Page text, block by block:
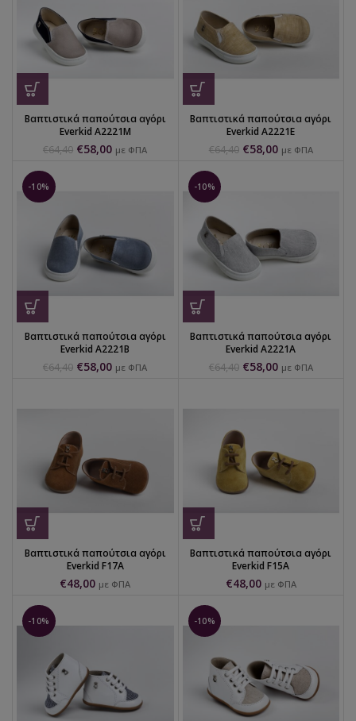
Βαπτιστικά παπούτσια αγόρι
Everkid Α2221Μ
€64,40 €58,00 με ΦΠΑ
Βαπτιστικά παπούτσια αγόρι
Everkid Α2221Ε
€64,40 €58,00 με ΦΠΑ
-10%
Βαπτιστικά παπούτσια αγόρι
Everkid Α2221Β
€64,40 €58,00 με ΦΠΑ
-10%
Βαπτιστικά παπούτσια αγόρι
Everkid Α2221Α
€64,40 €58,00 με ΦΠΑ
Βαπτιστικά παπούτσια αγόρι
Everkid F17A
€48,00 με ΦΠΑ
Βαπτιστικά παπούτσια αγόρι
Everkid F15A
€48,00 με ΦΠΑ
-10% -10%